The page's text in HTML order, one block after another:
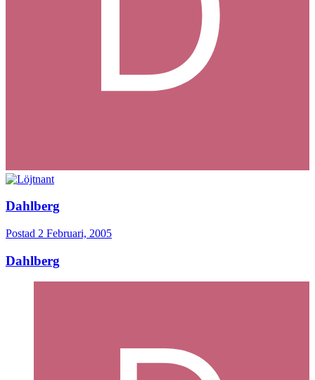
Dahlberg
Postad 2 Februari, 2005
Dahlberg